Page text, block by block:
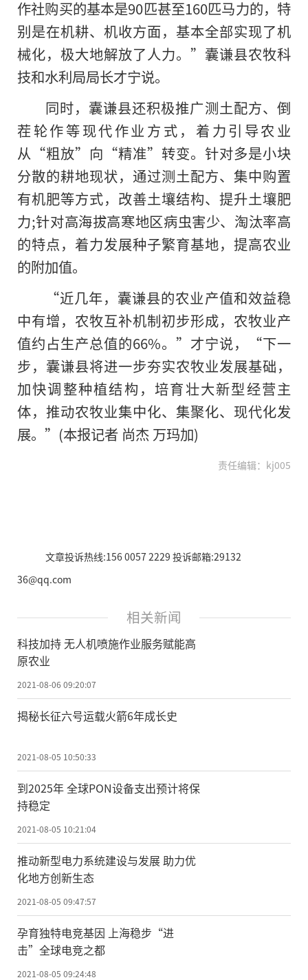
作社购买的基本是90匹甚至160匹马力的，特
别是在机耕、机收方面，基本全部实现了机
械化，极大地解放了人力。”囊谦县农牧科
技和水利局局长才宁说。
同时，囊谦县还积极推广测土配方、倒
茬轮作等现代作业方式，着力引导农业
从“粗放”向“精准”转变。针对多是小块
分散的耕地现状，通过测土配方、集中购置
有机肥等方式，改善土壤结构、提升土壤肥
力;针对高海拔高寒地区病虫害少、淘汰率高
的特点，着力发展种子繁育基地，提高农业
的附加值。
“近几年，囊谦县的农业产值和效益稳
中有增，农牧互补机制初步形成，农牧业产
值约占生产总值的66%。”才宁说，“下一
步，囊谦县将进一步夯实农牧业发展基础，
加快调整种植结构，培育壮大新型经营主
体，推动农牧业集中化、集聚化、现代化发
展。”(本报记者 尚杰 万玛加)
责任编辑：kj005
文章投诉热线:156 0057 2229 投诉邮箱:29132
36@qq.com
相关新闻
科技加持 无人机喷施作业服务赋能高
原农业
2021-08-06 09:20:07
揭秘长征六号运载火箭6年成长史
2021-08-05 10:50:33
到2025年 全球PON设备支出预计将保
持稳定
2021-08-05 10:21:04
推动新型电力系统建设与发展 助力优
化地方创新生态
2021-08-05 09:47:57
孕育独特电竞基因 上海稳步“进
击”全球电竞之都
2021-08-05 09:24:48